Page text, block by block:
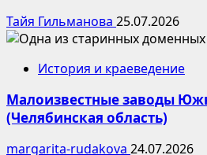
Тайя Гильманова 25.07.2026
История и краеведение
Малоизвестные заводы
(Челябинская область)
margarita-rudakova 24.07.2026